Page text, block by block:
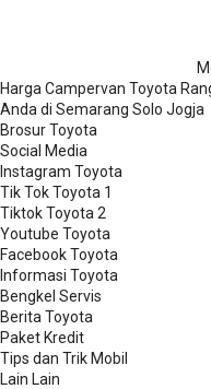
Harga Campervan Toyota
Anda di Semarang Solo Jogja
Brosur Toyota
Social Media
Instagram Toyota
Tik Tok Toyota 1
Tiktok Toyota 2
Youtube Toyota
Facebook Toyota
Informasi Toyota
Bengkel Servis
Berita Toyota
Paket Kredit
Tips dan Trik Mobil
Lain Lain